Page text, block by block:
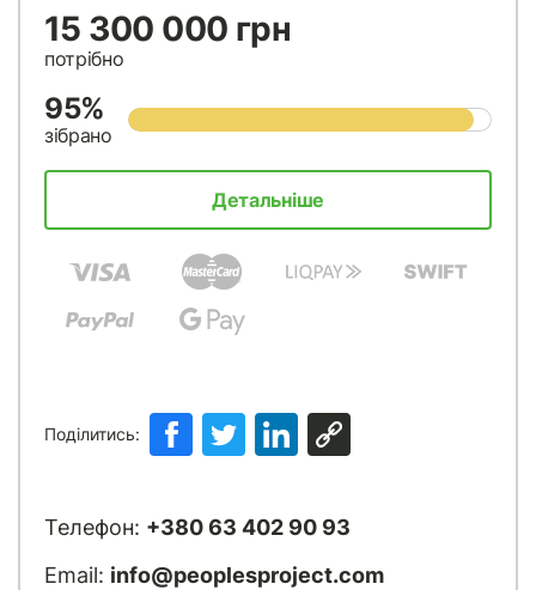
15 300 000 грн
потрібно
95%
зібрано
Детальніше
Поділитись:
Телефон: +380 63 402 90 93
Email: info@peoplesproject.com